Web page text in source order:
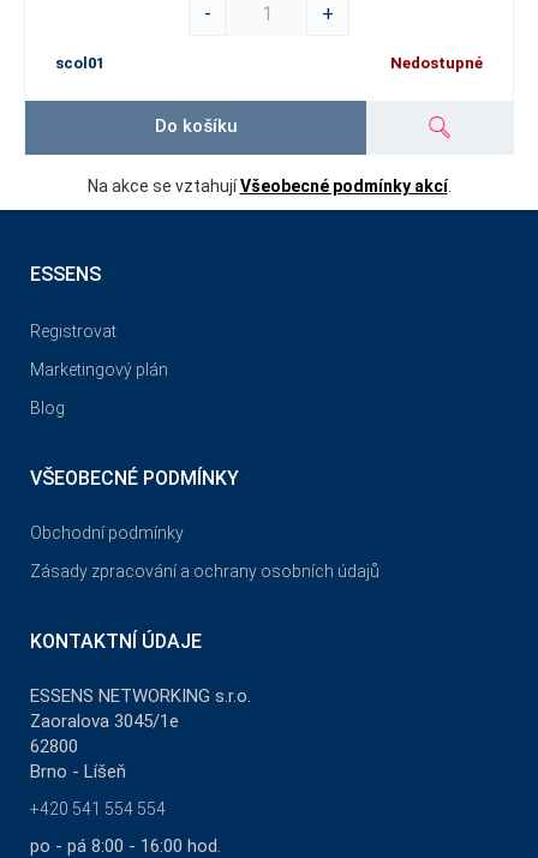
-
+
scol01 Nedostupné
Do košíku
Na akce se vztahujíVšeobecné podmínky akcí.
ESSENS
Registrovat
Marketingový plán
Blog
VŠEOBECNÉ PODMÍNKY
Obchodní podmínky
Zásady zpracování a ochrany osobních údajů
KONTAKTNÍ ÚDAJE
ESSENS NETWORKING s.r.o.
Zaoralova 3045/1e
62800
Brno - Líšeň
+420 541 554 554
po - pá 8:00 - 16:00 hod.